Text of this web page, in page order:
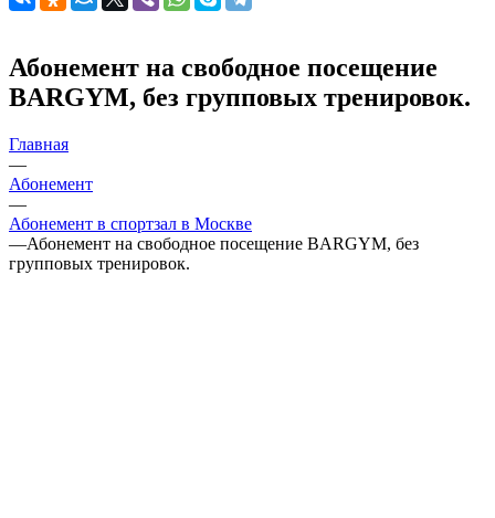
Абонемент на свободное посещение
BARGYM, без групповых тренировок.
Главная
—
Абонемент
—
Абонемент в спортзал в Москве
—Абонемент на свободное посещение BARGYM, без
групповых тренировок.